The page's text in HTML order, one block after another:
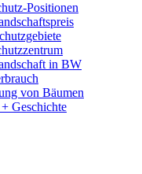
Positionen
in BW
von Bäumen
Geschichte